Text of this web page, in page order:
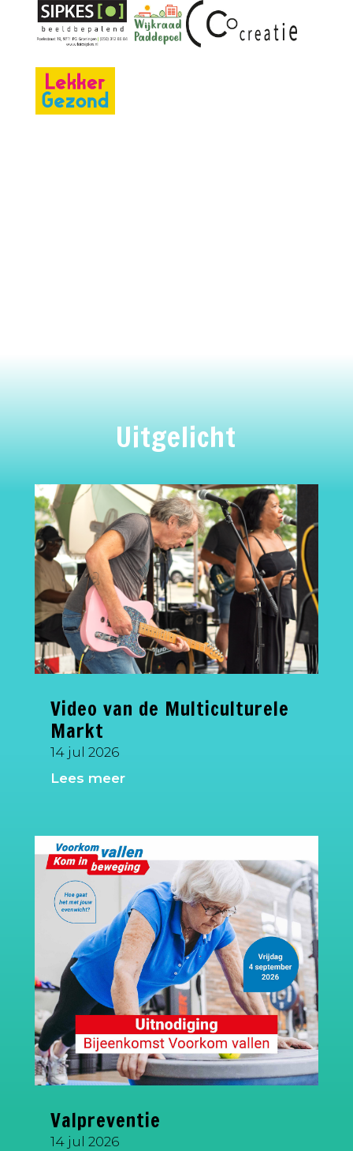
Uitgelicht
Video van de Multiculturele
Markt
14 jul 2026
Lees meer
Valpreventie
14 jul 2026